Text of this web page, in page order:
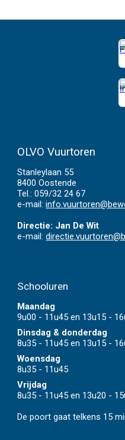
OLVO Vuurtoren
Stanleylaan 55
8400 Oostende
Tel.:059/32 24 67
e-mail:
Directie: Jan De Wit
e-mail:
Schooluren
Maandag
9u00 - 11u45 en 13u15 -
Dinsdag & donderdag
8u35 - 11u45 en 13u15 -
Woensdag
8u35 - 11u45
Vrijdag
8u35 - 11u45 en 13u20 -
De poort gaat telkens 15